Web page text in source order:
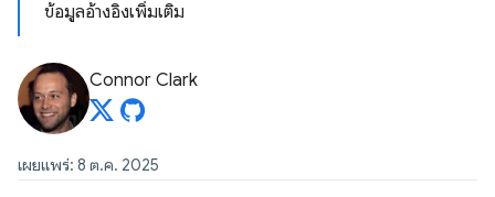
ข้อมูลอ้างอิงเพิ่มเติม
Connor Clark
เผยแพร่: 8 ต.ค. 2025